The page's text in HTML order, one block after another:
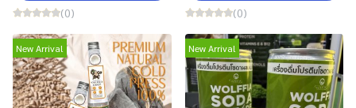
(0) (0)
New Arrival New Arrival